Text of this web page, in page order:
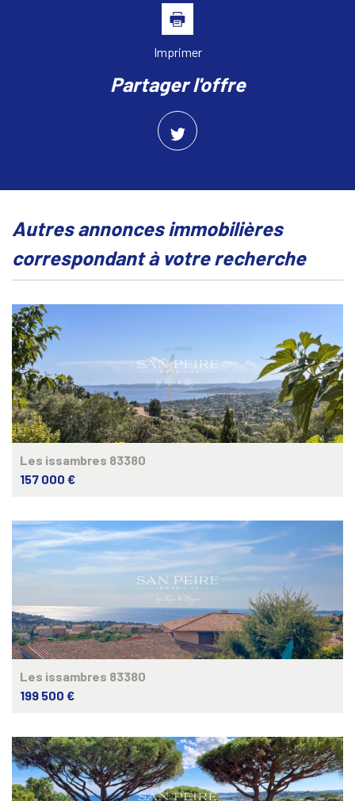
Imprimer
partager l'offre
autres annonces immobilières
correspondant à votre recherche
Les issambres 83380
157 000 €
Les issambres 83380
199 500 €